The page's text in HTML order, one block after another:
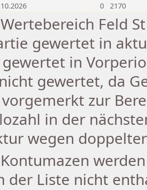
0 2170
Wertebereich Feld
gewertet in
gewertet in
gewertet, da
vorgemerkt zur
in der
wegen
Kontumazen
der Liste nicht